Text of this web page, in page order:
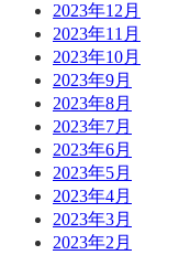
2023年12月
2023年11月
2023年10月
2023年9月
2023年8月
2023年7月
2023年6月
2023年5月
2023年4月
2023年3月
2023年2月